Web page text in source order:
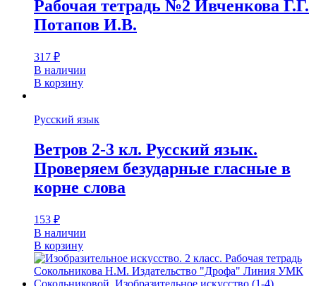
Рабочая тетрадь №2 Ивченкова Г.Г.
Потапов И.В.
317 ₽
В наличии
В корзину
Русский язык
Ветров 2-3 кл. Русский язык.
Проверяем безударные гласные в
корне слова
153 ₽
В наличии
В корзину